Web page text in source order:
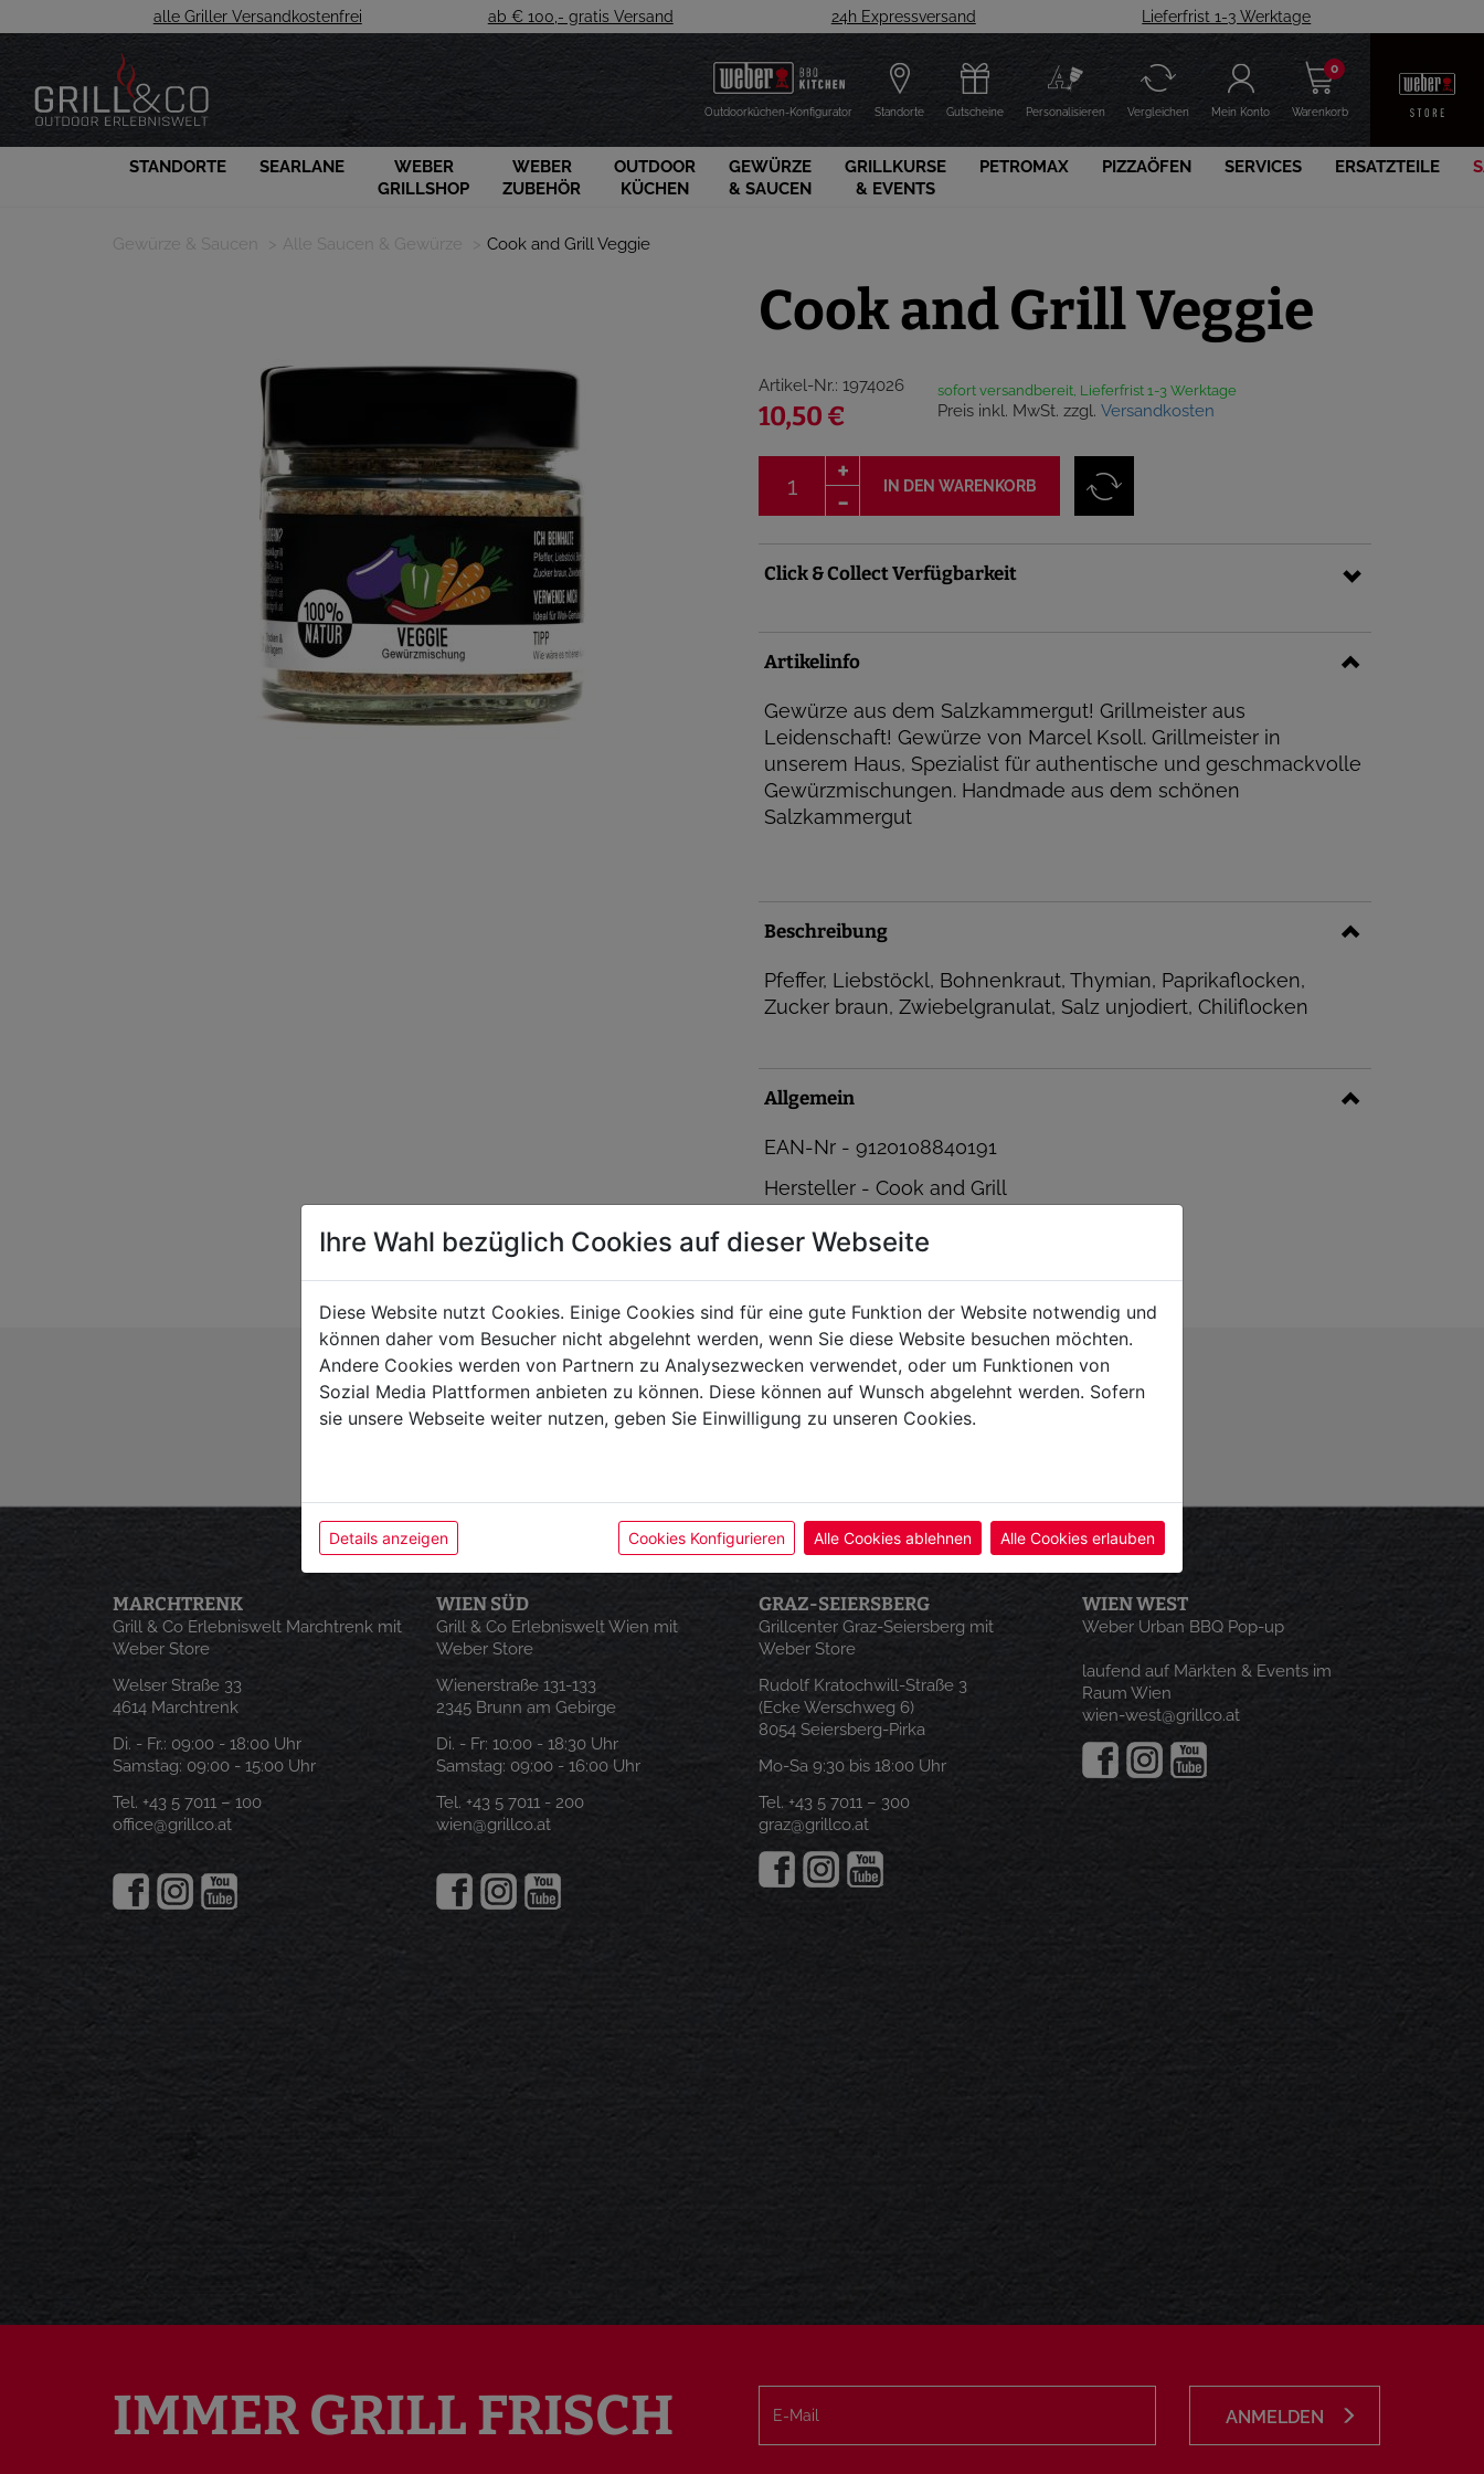
alle Griller Versandkostenfrei ab € 100,- gratis Versand 24h Expressversand Lieferfrist 1-3 Werktage
Outdoorküchen-Konfigurator Standorte Gutscheine Personalisieren Vergleichen Mein Konto Warenkorb
0
STANDORTE SEARLANE
WEBER
GRILLSHOP
WEBER
ZUBEHÖR
OUTDOOR
KÜCHEN
GEWÜRZE
& SAUCEN
GRILLKURSE
& EVENTS
PETROMAX PIZZAÖFEN SERVICES ERSATZTEILE
Gewürze & Saucen Alle Saucen & Gewürze Cook and Grill Veggie
Cook and Grill Veggie
Artikel-Nr.: 1974026
10,50 €
sofort versandbereit, Lieferfrist 1-3 Werktage
Preis inkl. MwSt. zzgl. Versandkosten
IN DEN WARENKORB
Click & Collect Verfügbarkeit
Artikelinfo
Gewürze aus dem Salzkammergut! Grillmeister aus
Leidenschaft! Gewürze von Marcel Ksoll. Grillmeister in
unserem Haus, Spezialist für authentische und geschmackvolle
Gewürzmischungen. Handmade aus dem schönen
Salzkammergut
Beschreibung
Pfeffer, Liebstöckl, Bohnenkraut, Thymian, Paprikaflocken,
Zucker braun, Zwiebelgranulat, Salz unjodiert, Chiliflocken
Allgemein
EAN-Nr - 9120108840191
Hersteller - Cook and Grill
MARCHTRENK
Grill & Co Erlebniswelt Marchtrenk mit
Weber Store
Welser Straße 33
4614 Marchtrenk
Di. - Fr.: 09:00 - 18:00 Uhr
Samstag: 09:00 - 15:00 Uhr
Tel. +43 5 7011 – 100
office@grillco.at
WIEN SÜD
Grill & Co Erlebniswelt Wien mit
Weber Store
Wienerstraße 131-133
2345 Brunn am Gebirge
Di. - Fr: 10:00 - 18:30 Uhr
Samstag: 09:00 - 16:00 Uhr
Tel. +43 5 7011 - 200
wien@grillco.at
GRAZ-SEIERSBERG
Grillcenter Graz-Seiersberg mit
Weber Store
Rudolf Kratochwill-Straße 3
(Ecke Werschweg 6)
8054 Seiersberg-Pirka
Mo-Sa 9:30 bis 18:00 Uhr
Tel. +43 5 7011 – 300
graz@grillco.at
WIEN WEST
Weber Urban BBQ Pop-up
laufend auf Märkten & Events im
Raum Wien
wien-west@grillco.at
IMMER GRILL FRISCH ANMELDEN
Ihre Wahl bezüglich Cookies auf dieser Webseite
Diese Website nutzt Cookies. Einige Cookies sind für eine gute Funktion der Website notwendig und
können daher vom Besucher nicht abgelehnt werden, wenn Sie diese Website besuchen möchten.
Andere Cookies werden von Partnern zu Analysezwecken verwendet, oder um Funktionen von
Sozial Media Plattformen anbieten zu können. Diese können auf Wunsch abgelehnt werden. Sofern
sie unsere Webseite weiter nutzen, geben Sie Einwilligung zu unseren Cookies.
Details anzeigen Cookies Konfigurieren Alle Cookies ablehnen Alle Cookies erlauben